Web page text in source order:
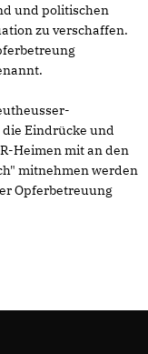
und politischen
zu verschaffen.
Eindrücke und
Heimen mit an den
mitnehmen werden
Opferbetreuung